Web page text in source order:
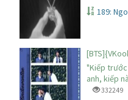
189:
"Kiếp trước
anh, kiếp
332249